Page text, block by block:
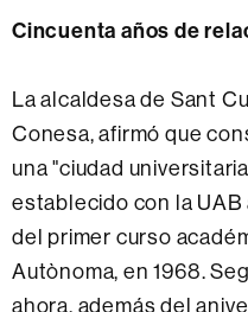
Cincuenta años de
La alcaldesa de Sant
Conesa, afirmó que
una "ciudad
establecido con la UAB
del primer curso
Autònoma, en 1968.
ahora, además del